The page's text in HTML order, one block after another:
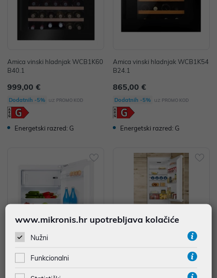
Amica vinski hladnjak WCB1K60
B40.1
999,00 €
Dodatnih -5% uz PROMO KOD
Energetski razred: G
Amica vinski hladnjak WCB1K54
B24.1
865,00 €
Dodatnih -5% uz PROMO KOD
Energetski razred: G
Amica ugradbeni podpultni hlad
njak UM130.3i (E) ( 1195028 )
Amica ugradbeni kombinirani hla
www.mikronis.hr upotrebljava kolačiće
Nužni
Funkcionalni